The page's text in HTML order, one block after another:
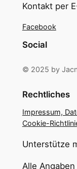
Kontakt per
Facebook
Social
© 2025 by
Rechtliches
Impressum,
Cookie-
Unterstütze
Alle